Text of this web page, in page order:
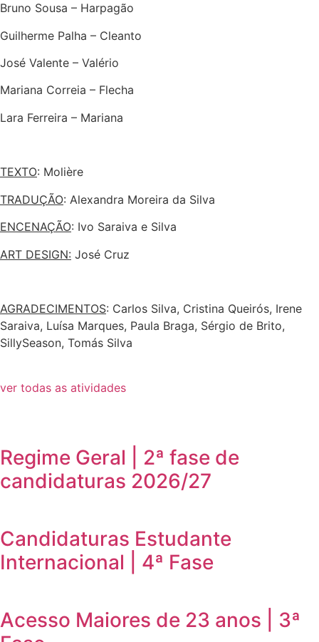
Bruno Sousa – Harpagão
Guilherme Palha – Cleanto
José Valente – Valério
Mariana Correia – Flecha
Lara Ferreira – Mariana
TEXTO: Molière
TRADUÇÃO: Alexandra Moreira da Silva
ENCENAÇÃO: Ivo Saraiva e Silva
ART DESIGN: José Cruz
AGRADECIMENTOS: Carlos Silva, Cristina Queirós, Irene
Saraiva, Luísa Marques, Paula Braga, Sérgio de Brito,
SillySeason, Tomás Silva
ver todas as atividades
Regime Geral | 2ª fase de
candidaturas 2026/27
Candidaturas Estudante
Internacional | 4ª Fase
Acesso Maiores de 23 anos | 3ª